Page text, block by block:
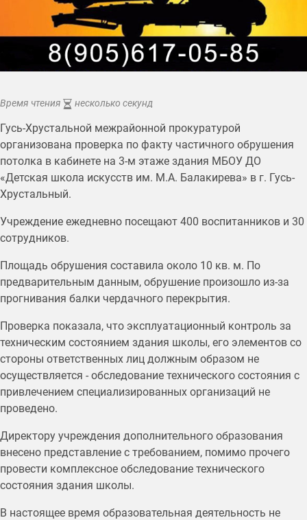
Время чтения несколько секунд
Гусь-Хрустальной межрайонной прокуратурой
организована проверка по факту частичного обрушения
потолка в кабинете на 3-м этаже здания МБОУ ДО
«Детская школа искусств им. М.А. Балакирева» в г. Гусь-
Хрустальный.
Учреждение ежедневно посещают 400 воспитанников и 30
сотрудников.
Площадь обрушения составила около 10 кв. м. По
предварительным данным, обрушение произошло из-за
прогнивания балки чердачного перекрытия.
Проверка показала, что эксплуатационный контроль за
техническим состоянием здания школы, его элементов со
стороны ответственных лиц должным образом не
осуществляется - обследование технического состояния с
привлечением специализированных организаций не
проведено.
Директору учреждения дополнительного образования
внесено представление с требованием, помимо прочего
провести комплексное обследование технического
состояния здания школы.
В настоящее время образовательная деятельность не